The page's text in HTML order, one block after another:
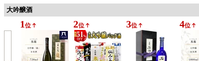
大吟醸酒
1 位 2位 3位 4位